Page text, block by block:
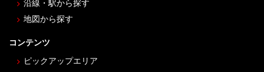
沿線・駅から探す
地図から探す
コンテンツ
ピックアップエリア